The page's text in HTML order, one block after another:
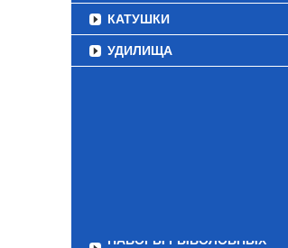
КАТУШКИ
УДИЛИЩА
НАБОРЫ РЫБОЛОВНЫХ